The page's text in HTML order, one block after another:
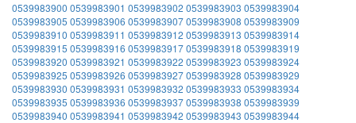
0539983900 0539983901 0539983902 0539983903 0539983904
0539983905 0539983906 05399839070539983908 0539983909
0539983910 0539983911 0539983912 0539983913 0539983914
0539983915 0539983916 05399839170539983918 0539983919
0539983920 0539983921 0539983922 0539983923 0539983924
0539983925 0539983926 05399839270539983928 0539983929
0539983930 0539983931 0539983932 0539983933 0539983934
0539983935 0539983936 05399839370539983938 0539983939
0539983940 0539983941 0539983942 0539983943 0539983944